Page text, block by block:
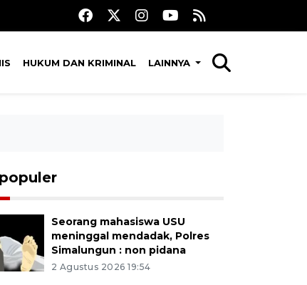
HUKUM DAN KRIMINAL LAINNYA
Seorang mahasiswa USU
meninggal mendadak, Polres
Simalungun : non pidana
2 Agustus 2026 19:54